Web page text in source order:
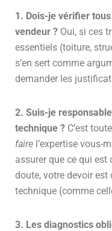
1. Dois-je vérifier
vendeur ? Oui, si ces
essentiels (toiture,
s’en sert comme
demander les
2. Suis-je
technique ? C’est
faire l’expertise vous-
assurer que ce qui est
doute, votre devoir
technique (comme
3. Les diagnostics